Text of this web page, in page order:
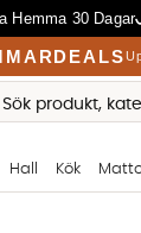
Hemma 30 Dagar
Hall Kök